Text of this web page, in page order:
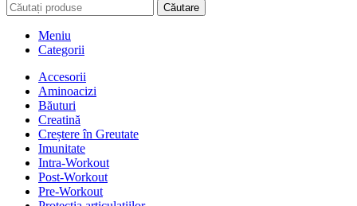
Căutare
Meniu
Categorii
Accesorii
Aminoacizi
Băuturi
Creatină
Creștere în Greutate
Imunitate
Intra-Workout
Post-Workout
Pre-Workout